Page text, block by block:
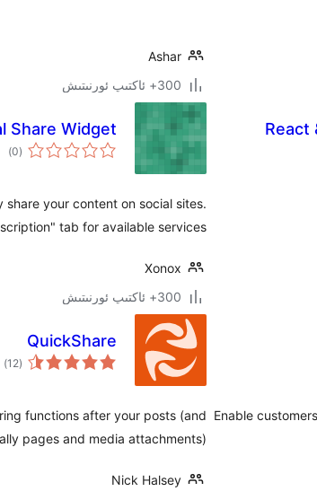
Ashar
300+ ئاكتىپ ئورنىتىش
React
Share Widget
(0
)
your content on social sites.
tab for available services.
Xonox
300+ ئاكتىپ ئورنىتىش
Enable
QuickShare
(12
)
functions after your posts (and
pages and media attachments).
Nick Halsey